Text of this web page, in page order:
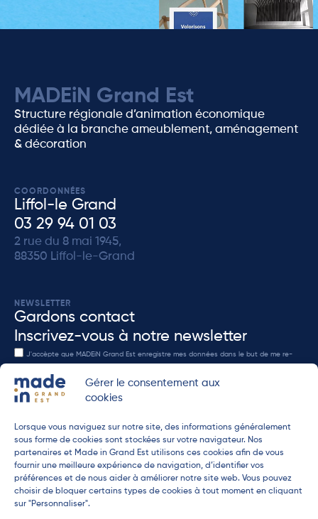
Gérer le consentement aux
cookies
Lorsque vous naviguez sur notre site, des informations généralement
sous forme de cookies sont stockées sur votre navigateur. Nos
partenaires et Made in Grand Est utilisons ces cookies afin de vous
fournir une meilleure expérience de navigation, d’identifier vos
préférences et de nous aider à améliorer notre site web. Vous pouvez
choisir de bloquer certains types de cookies à tout moment en cliquant
sur "Personnaliser".
MADEiN Grand Est
Structure régionale d’animation économique
dédiée à la branche ameublement, aménagement
& décoration
COORDONNÉES
Liffol-le Grand
03 29 94 01 03
2 rue du 8 mai 1945,
88350 Liffol-le-Grand
NEWSLETTER
Gardons contact
Inscrivez-vous à notre newsletter
J'accèpte que MADEiN Grand Est enregistre mes données dans le but de me re-
ENVOYER